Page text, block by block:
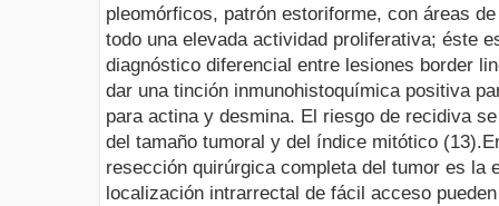
pleomórficos, patrón estoriforme, con áreas
todo una elevada actividad proliferativa; éste
diagnóstico diferencial entre lesiones border
dar una tinción inmunohistoquímica positiva
para actina y desmina. El riesgo de recidiva
del tamaño tumoral y del índice mitótico (13).
resección quirúrgica completa del tumor es la
localización intrarrectal de fácil acceso